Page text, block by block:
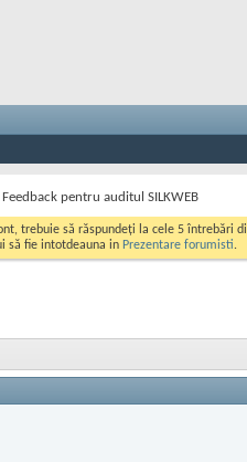
Feedback pentru auditul SILKWEB
trebuie să răspundeți la cele 5
să fie intotdeauna in Prezentare forumisti.